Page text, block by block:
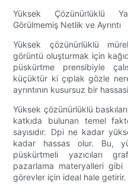
Yüksek Çözünürlüklü
Görülmemiş Netlik ve Ayrıntı
Yüksek çözünürlüklü
görüntü oluşturmak için
püskürtme prensibiyle
küçüktür ki çıplak gözle
ayrıntının kusursuz bir
Yüksek çözünürlüklü
katkıda bulunan temel
sayısıdır. Dpi ne kadar
kadar hassas olur. Bu,
püskürtmeli yazıcıları
pazarlama materyalleri
görevler için ideal hale getirir.